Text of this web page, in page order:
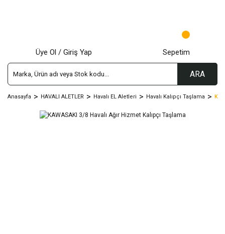
ARA
Üye Ol / Giriş Yap Sepetim
Anasayfa HAVALI ALETLER Havalı EL Aletleri Havalı Kalıpçı Taşlama